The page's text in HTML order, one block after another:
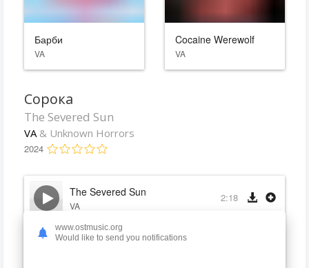
Барби
VA
Cocaine Werewolf
VA
Сорока
The Severed Sun
VA & Unknown Horrors
2024
The Severed Sun
VA
2:18
Shall We Get That Last Stack Chopped?
www.ostmusic.org
Would like to send you notifications